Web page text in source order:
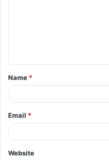
t
*
Name *
Email *
Website